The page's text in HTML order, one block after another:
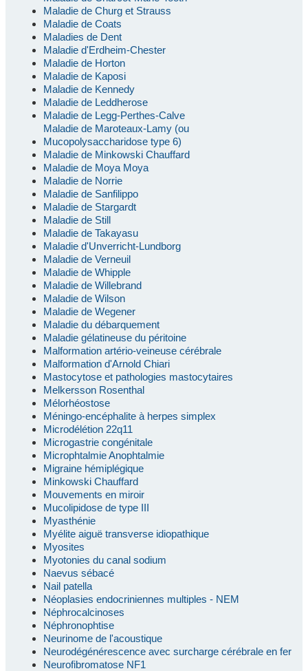
Maladie de Churg et Strauss
Maladie de Coats
Maladies de Dent
Maladie d'Erdheim-Chester
Maladie de Horton
Maladie de Kaposi
Maladie de Kennedy
Maladie de Leddherose
Maladie de Legg-Perthes-Calve
Maladie de Maroteaux-Lamy (ou
Mucopolysaccharidose type 6)
Maladie de Minkowski Chauffard
Maladie de Moya Moya
Maladie de Norrie
Maladie de Sanfilippo
Maladie de Stargardt
Maladie de Still
Maladie de Takayasu
Maladie d'Unverricht-Lundborg
Maladie de Verneuil
Maladie de Whipple
Maladie de Willebrand
Maladie de Wilson
Maladie de Wegener
Maladie du débarquement
Maladie gélatineuse du péritoine
Malformation artério-veineuse cérébrale
Malformation d'Arnold Chiari
Mastocytose et pathologies mastocytaires
Melkersson Rosenthal
Mélorhéostose
Méningo-encéphalite à herpes simplex
Microdélétion 22q11
Microgastrie congénitale
Microphtalmie Anophtalmie
Migraine hémiplégique
Minkowski Chauffard
Mouvements en miroir
Mucolipidose de type III
Myasthénie
Myélite aiguë transverse idiopathique
Myosites
Myotonies du canal sodium
Naevus sébacé
Nail patella
Néoplasies endocriniennes multiples - NEM
Néphrocalcinoses
Néphronophtise
Neurinome de l'acoustique
Neurodégénérescence avec surcharge cérébrale en fer
Neurofibromatose NF1